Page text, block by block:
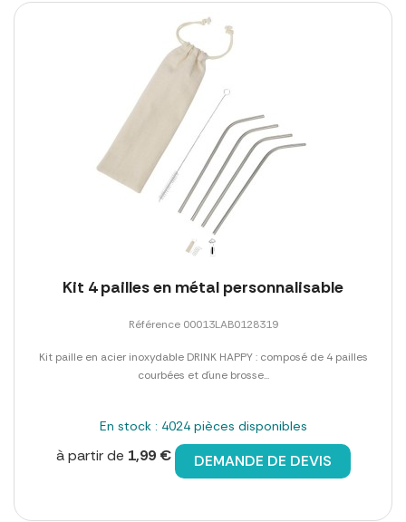
Kit 4 pailles en métal personnalisable
Référence 00013LAB0128319
Kit paille en acier inoxydable DRINK HAPPY : composé de 4 pailles
courbées et d´une brosse...
En stock : 4024 pièces disponibles
à partir de 1,99 € DEMANDE DE DEVIS